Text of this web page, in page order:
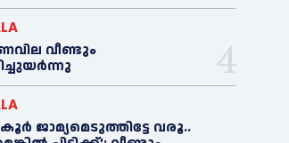
വീണ്ടും
ജാമ്യമെടുത്തിട്ടേ വരൂ..